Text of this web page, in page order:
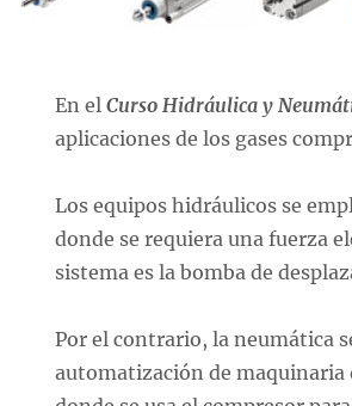
En elCurso Hidráulica y
aplicaciones de los gases
Los equipos hidráulicos se
donde se requiera una fuerza
sistema es la bomba de
Por el contrario, la neumática
automatización de maquinaria